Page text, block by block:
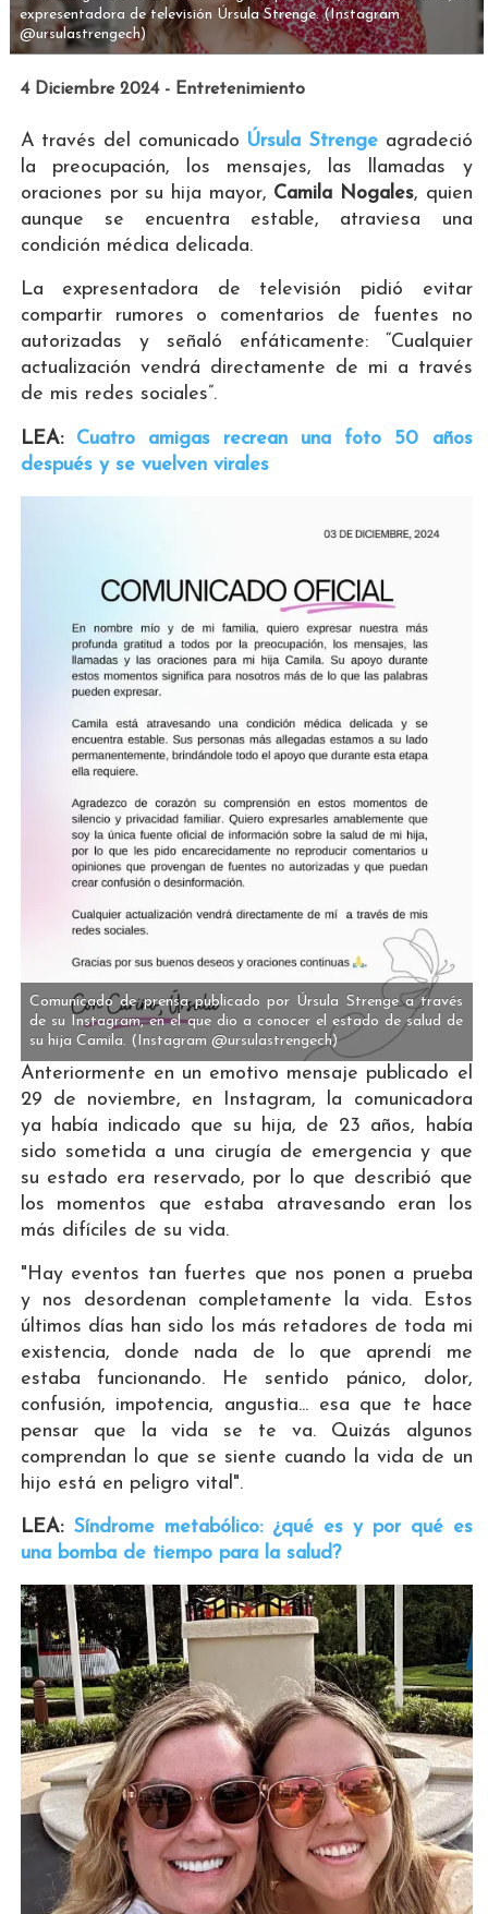
expresentadora de televisión Úrsula Strenge.(Instagram
@ursulastrengech)
4 Diciembre 2024 - Entretenimiento
A través del comunicado Úrsula Strengeagradeció
la preocupación, los mensajes, las llamadas y
oraciones por su hija mayor, Camila Nogales, quien
aunque se encuentra estable, atraviesa una
condición médica delicada.
La expresentadora de televisión pidió evitar
compartir rumores o comentarios de fuentes no
autorizadas y señaló enfáticamente: “Cualquier
actualización vendrá directamente de mi a través
de mis redes sociales”.
LEA: Cuatro amigas recrean una foto 50 años
después y se vuelven virales
Comunicado de prensa publicado por Úrsula Strenge a través
de su Instagram, en el que dio a conocer el estado de salud de
su hija Camila. (Instagram @ursulastrengech)
Anteriormente en un emotivo mensaje publicado el
29 de noviembre, en Instagram, la comunicadora
ya había indicado que su hija, de 23 años, había
sido sometida a una cirugía de emergencia y que
su estado era reservado, por lo que describió que
los momentos que estaba atravesando eran los
más difíciles de su vida.
"Hay eventos tan fuertes que nos ponen a prueba
y nos desordenan completamente la vida. Estos
últimos días han sido los más retadores de toda mi
existencia, donde nada de lo que aprendí me
estaba funcionando. He sentido pánico, dolor,
confusión, impotencia, angustia... esa que te hace
pensar que la vida se te va. Quizás algunos
comprendan lo que se siente cuando la vida de un
hijo está en peligro vital".
LEA: Síndrome metabólico: ¿qué es y por qué es
una bomba de tiempo para la salud?